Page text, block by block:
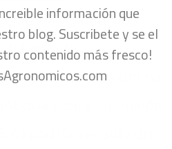
Malasia cultivan los
del mundo
pruit Premium ha
información que
blog. Suscribete y se el
contenido más fresco!